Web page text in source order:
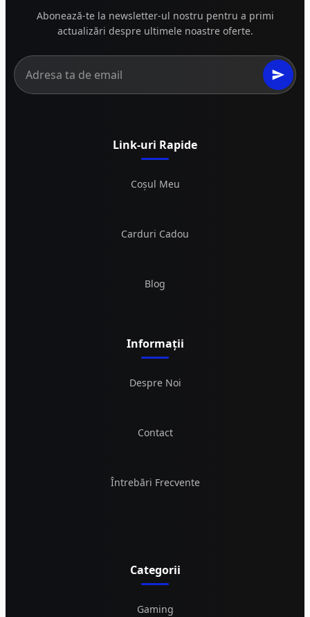
Abonează-te la newsletter-ul nostru pentru a primi
actualizări despre ultimele noastre oferte.
Link-uri Rapide
Coșul Meu
Carduri Cadou
Blog
Informații
Despre Noi
Contact
Întrebări Frecvente
Categorii
Gaming